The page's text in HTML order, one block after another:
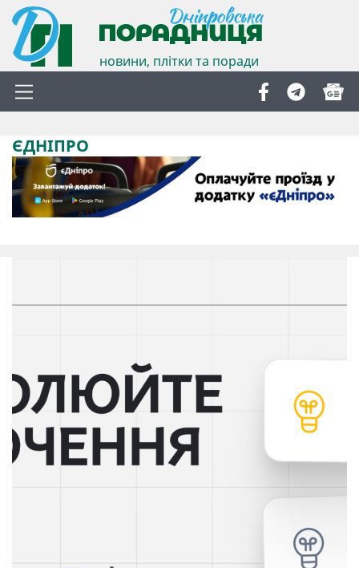
новини, плітки та поради
ЄДНІПРО